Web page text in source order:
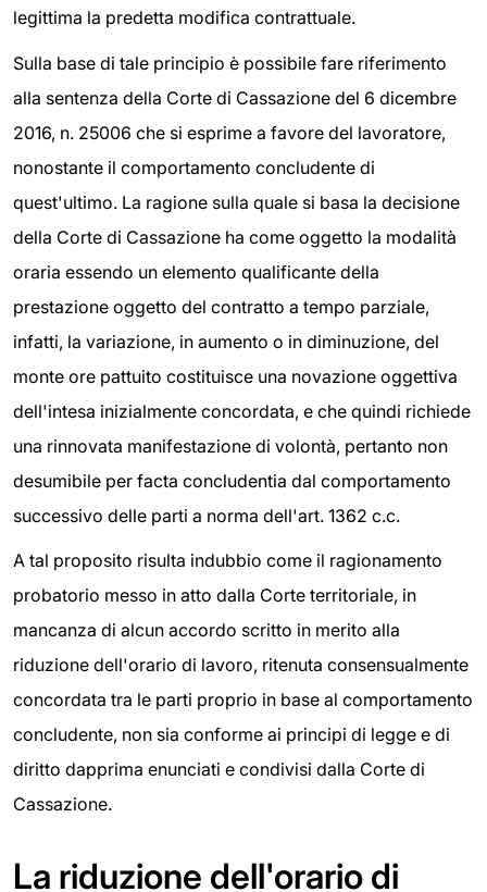
legittima la predetta modifica contrattuale.
Sulla base di tale principio è possibile fare riferimento
alla sentenza della Corte di Cassazione del 6 dicembre
2016, n. 25006 che si esprime a favore del lavoratore,
nonostante il comportamento concludente di
quest'ultimo. La ragione sulla quale si basa la decisione
della Corte di Cassazione ha come oggetto la modalità
oraria essendo un elemento qualificante della
prestazione oggetto del contratto a tempo parziale,
infatti, la variazione, in aumento o in diminuzione, del
monte ore pattuito costituisce una novazione oggettiva
dell'intesa inizialmente concordata, e che quindi richiede
una rinnovata manifestazione di volontà, pertanto non
desumibile per facta concludentia dal comportamento
successivo delle parti a norma dell'art. 1362 c.c.
A tal proposito risulta indubbio come il ragionamento
probatorio messo in atto dalla Corte territoriale, in
mancanza di alcun accordo scritto in merito alla
riduzione dell'orario di lavoro, ritenuta consensualmente
concordata tra le parti proprio in base al comportamento
concludente, non sia conforme ai principi di legge e di
diritto dapprima enunciati e condivisi dalla Corte di
Cassazione.
La riduzione dell'orario di